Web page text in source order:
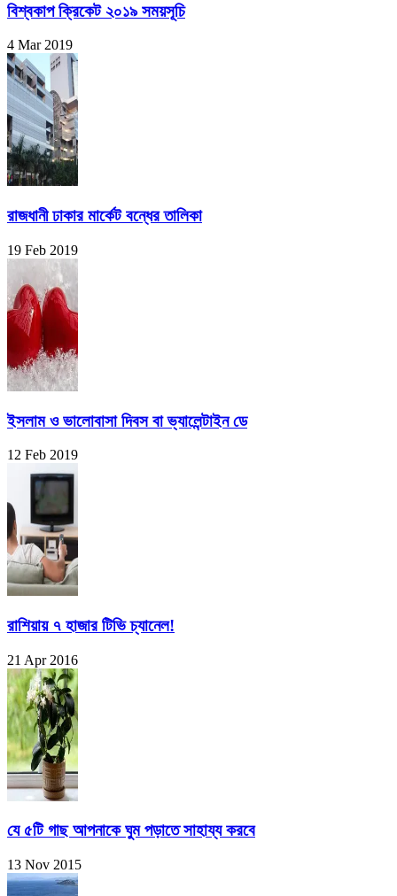
বিশ্বকাপ ক্রিকেট ২০১৯ সময়সূচি
4 Mar 2019
রাজধানী ঢাকার মার্কেট বন্ধের তালিকা
19 Feb 2019
ইসলাম ও ভালোবাসা দিবস বা ভ্যালেন্টাইন ডে
12 Feb 2019
রাশিয়ায় ৭ হাজার টিভি চ্যানেল!
21 Apr 2016
যে ৫টি গাছ আপনাকে ঘুম পড়াতে সাহায্য করবে
13 Nov 2015